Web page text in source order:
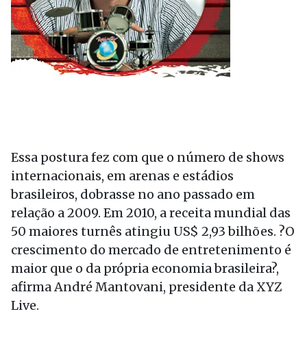
Essa postura fez com que o número de shows
internacionais, em arenas e estádios
brasileiros, dobrasse no ano passado em
relação a 2009. Em 2010, a receita mundial das
50 maiores turnês atingiu US$ 2,93 bilhões. ?O
crescimento do mercado de entretenimento é
maior que o da própria economia brasileira?,
afirma André Mantovani, presidente da XYZ
Live.